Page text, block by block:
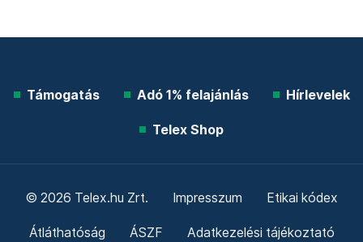
Támogatás Adó 1% felajánlás Hírlevelek
Telex Shop
© 2026 Telex.hu Zrt. Impresszum Etikai kódex
Átláthatóság ÁSZF Adatkezelési tájékoztató